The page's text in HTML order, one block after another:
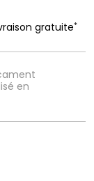
en
gratuite*